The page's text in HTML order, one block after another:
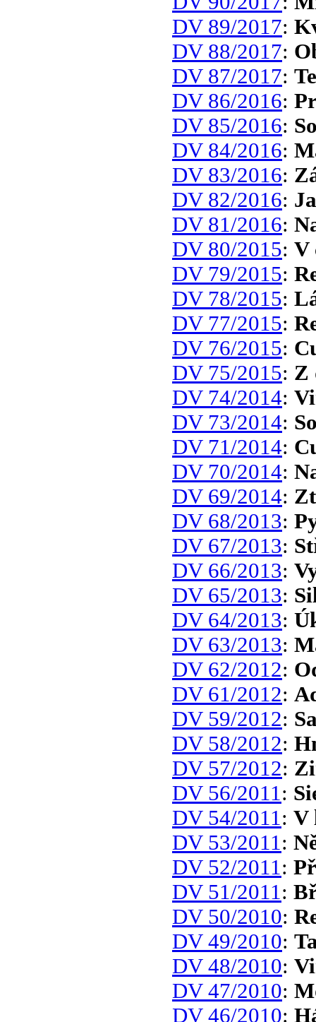
DV 89/2017:
DV 88/2017:
DV 87/2017:
DV 86/2016:
DV 85/2016:
DV 84/2016:
DV 83/2016:
DV 82/2016:
DV 81/2016:
DV 80/2015: V
DV 79/2015:
DV 78/2015:
DV 77/2015:
DV 76/2015:
DV 75/2015: Z
DV 74/2014:
DV 73/2014:
DV 71/2014:
DV 70/2014:
DV 69/2014:
DV 68/2013:
DV 67/2013:
DV 66/2013:
DV 65/2013:
DV 64/2013:
DV 63/2013:
DV 62/2012:
DV 61/2012:
DV 59/2012:
DV 58/2012:
DV 57/2012:
DV 56/2011:
DV 54/2011: V
DV 53/2011:
DV 52/2011:
DV 51/2011:
DV 50/2010:
DV 49/2010:
DV 48/2010:
DV 47/2010:
DV 46/2010: